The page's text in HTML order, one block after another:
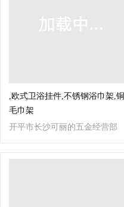
,欧式卫浴挂件,不锈钢浴巾架,铜
毛巾架
开平市长沙可丽的五金经营部